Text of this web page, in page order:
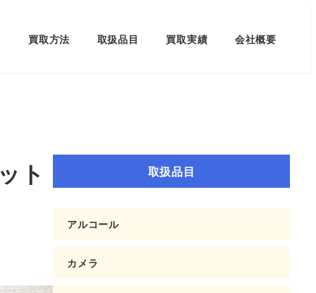
買取方法 取扱品目 買取実績 会社概要
ト 取扱品目
アルコール
カメラ